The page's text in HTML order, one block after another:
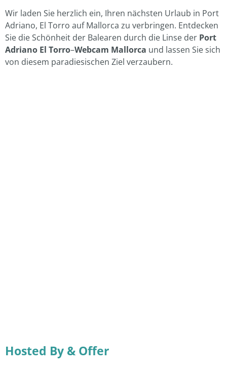
Wir laden Sie herzlich ein, Ihren nächsten Urlaub in Port
Adriano, El Torro auf Mallorca zu verbringen. Entdecken
Sie die Schönheit der Balearen durch die Linse der Port
Adriano El Torro–Webcam Mallorca und lassen Sie sich
von diesem paradiesischen Ziel verzaubern.
Hosted By & Offer